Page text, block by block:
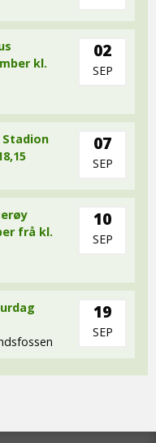
kl.
02
SEP
07
SEP
frå kl.
10
SEP
19
SEP